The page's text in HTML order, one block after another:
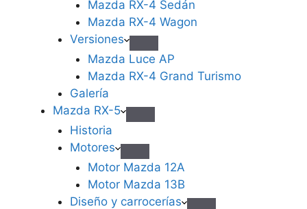
Mazda RX-4 Sedán
Mazda RX-4 Wagon
Versiones
Mazda Luce AP
Mazda RX-4 Grand Turismo
Galería
Mazda RX-5
Historia
Motores
Motor Mazda 12A
Motor Mazda 13B
Diseño y carrocerías